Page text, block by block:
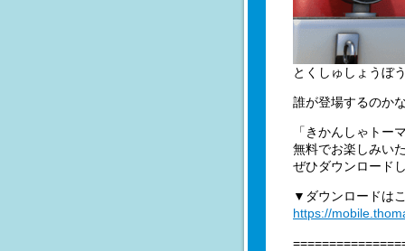
とくしゅしょうぼ
誰が登場するのか
「きかんしゃトー
無料でお楽しみい
ぜひダウンロード
▼ダウンロードは
https://